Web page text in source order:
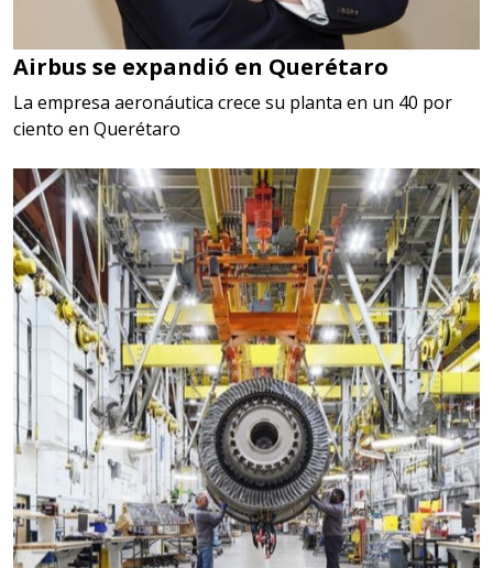
Airbus se expandió en Querétaro
La empresa aeronáutica crece su planta en un 40 por
ciento en Querétaro